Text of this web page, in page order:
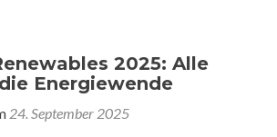
2025: Alle
Energiewende
24. September 2025